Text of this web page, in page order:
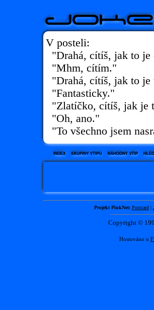
V posteli:
"Drahá, cítíš, jak to je
"Mhm, cítím."
"Drahá, cítíš, jak to je
"Fantasticky."
"Zlatíčko, cítíš, jak je
"Oh, ano."
"To všechno jsem
Projekt PinkNet: Postcard|
Copyright ©
Hostováno u